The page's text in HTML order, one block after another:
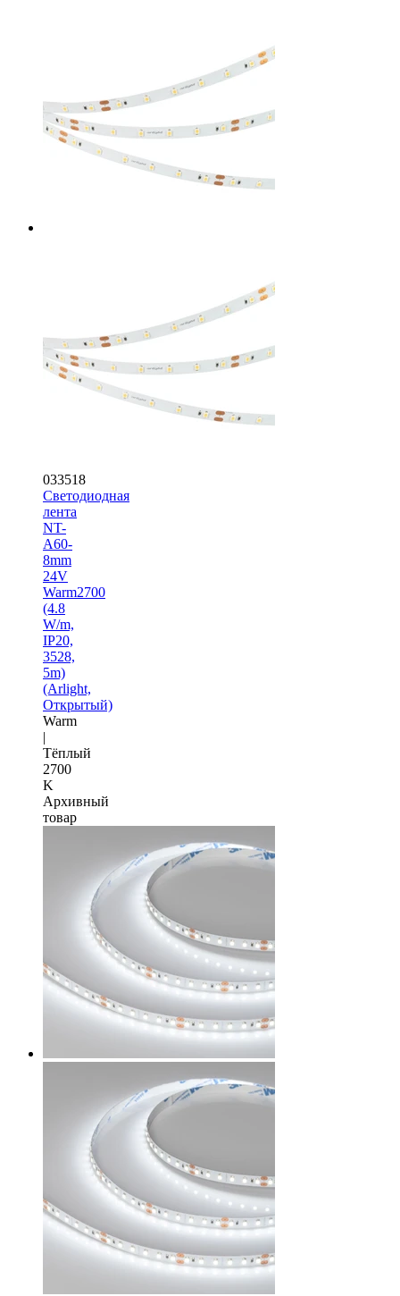
033518
Светодиодная
лента
NT-
A60-
8mm
24V
Warm2700
(4.8
W/m,
IP20,
3528,
5m)
(Arlight,
Открытый)
Warm
|
Тёплый
2700
K
Архивный
товар